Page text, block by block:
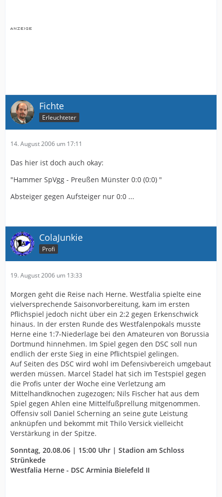
Fichte
Erleuchteter
14. August 2006 um 17:11
Das hier ist doch auch okay:
"Hammer SpVgg - Preußen Münster 0:0 (0:0) "
Absteiger gegen Aufsteiger nur 0:0 ...
ColaJunkie
Profi
19. August 2006 um 13:33
Morgen geht die Reise nach Herne. Westfalia spielte eine
vielversprechende Saisonvorbereitung, kam im ersten
Pflichspiel jedoch nicht über ein 2:2 gegen Erkenschwick
hinaus. In der ersten Runde des Westfalenpokals musste
Herne eine 1:7-Niederlage bei den Amateuren von Borussia
Dortmund hinnehmen. Im Spiel gegen den DSC soll nun
endlich der erste Sieg in eine Pflichtspiel gelingen.
Auf Seiten des DSC wird wohl im Defensivbereich umgebaut
werden müssen. Marcel Stadel hat sich im Testspiel gegen
die Profis unter der Woche eine Verletzung am
Mittelhandknochen zugezogen; Nils Fischer hat aus dem
Spiel gegen Ahlen eine Mittelfußprellung mitgenommen.
Offensiv soll Daniel Scherning an seine gute Leistung
anknüpfen und bekommt mit Thilo Versick vielleicht
Verstärkung in der Spitze.
Sonntag, 20.08.06 | 15:00 Uhr | Stadion am Schloss
Strünkede
Westfalia Herne - DSC Arminia Bielefeld II